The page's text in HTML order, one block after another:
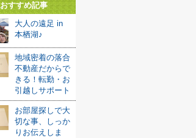
おすすめ記事
大人の遠足 in
本栖湖♪
地域密着の落合
不動産だからで
きる！転勤・お
引越しサポート
お部屋探しで大
切な事、しっか
りお伝えしま